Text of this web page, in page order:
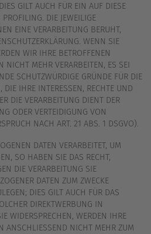
GILT AUCH FÜR EIN AUF DIESE
DIE JEWEILIGE
EINE VERARBEITUNG BERUHT,
WENN SIE
WIR IHRE BETROFFENEN
NICHT MEHR VERARBEITEN, ES SEI
SCHUTZWÜRDIGE GRÜNDE FÜR DIE
IHRE INTERESSEN, RECHTE UND
DIE VERARBEITUNG DIENT DER
ODER VERTEIDIGUNG VON
NACH ART. 21 ABS. 1 DSGVO).
DATEN VERARBEITET, UM
SO HABEN SIE DAS RECHT,
DIE VERARBEITUNG SIE
DATEN ZUM ZWECKE
DIES GILT AUCH FÜR DAS
DIREKTWERBUNG IN
WIDERSPRECHEN, WERDEN IHRE
ANSCHLIESSEND NICHT MEHR ZUM